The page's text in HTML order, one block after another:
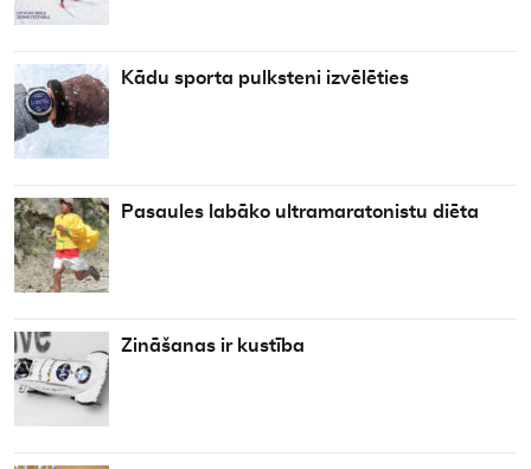
Kādu sporta pulksteni izvēlēties
Pasaules labāko ultramaratonistu diēta
Zināšanas ir kustība